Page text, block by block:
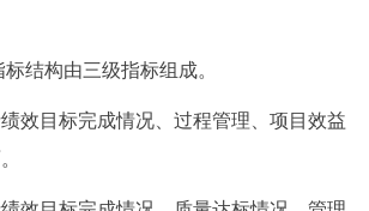
构由三级指标组成。
目标完成情况、过程管理、项目效益